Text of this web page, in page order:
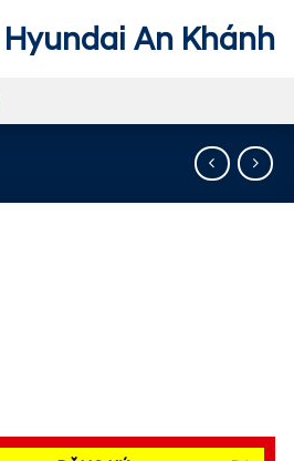
Hyundai An Khánh